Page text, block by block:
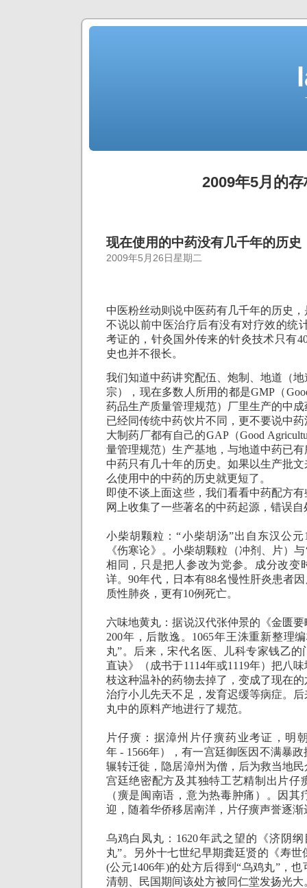
2009年5月的存
现在使用的中药没有几千年的历史
2009年5月26日星期二
中医粉丝动则说中医药有几千年的历史
不说以前中医治疗后有没有对疗效的统
考证的，针灸国外传来的针灸技术只有
史也并不很长。
我们知道中药讲究配伍、炮制、地道（
宗），现在多数人所用的都是GMP （
药品生产质量管理规范）厂里生产的中
已经同传统中药饮片不同，更不要说中
大制药厂都有自己的GAP（Good
量管理规范）生产基地，与地道中药已
中药只有几十年的历史。如果以生产批
么使用中的中药的历史就更短了。
即使不谈上面这些，我们看看中药配方
网上收集了一些著名的中药起源，错误
小柴胡颗粒：“小柴胡汤”出自东汉公元
《伤寒论》。小柴胡颗粒（冲剂、片）
相同，只是把人参改为党参。成分改变
详。90年代，日本有88名慢性肝炎患者
质性肺炎，更有10例死亡。
六味地黄丸：据说汉代张仲景的《金匮
200年，后散逸。 1065年王洙重新整理
丸”。后来，宋代名医、儿科专家钱乙
直诀》（成书于1114年或1119年）把八
枝这种温补的药物去掉了，变成了现在
治疗小儿先天不足，发育迟缓等病症。
丸中的原料产地进行了规范。
片仔癀：据漳州片仔癀药业考证，明
年- 1566年），有一宫廷御医因不满暴
辗转迁徙，隐居漳州为僧，后为救当地
宫廷绝密配方及其独特工艺精制出片仔
（癀是闽南语，意为热毒肿痛）。因其
迎，随着华侨移居南洋，片仔癀声誉逐渐
乌鸡白凤丸： 1620年武之望的《济阴
丸”。另外十七世纪早期龚廷贤的《寿
(公元1406年)的处方后得到“乌鸡丸”，
清朝、民国期间该处方被同仁堂发扬光大